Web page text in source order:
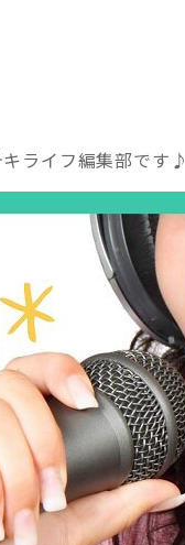
ライフ編集部です♪